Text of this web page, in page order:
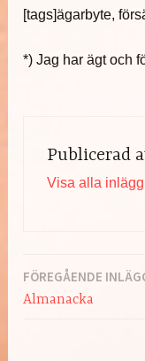
[tags]ägarbyte,
*) Jag har ägt och
Publicerad
Visa alla
FÖREGÅENDE
Almanacka